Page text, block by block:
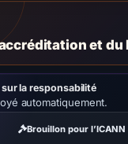
et du
la responsabilité
automatiquement.
Brouillon pour l’ICANN